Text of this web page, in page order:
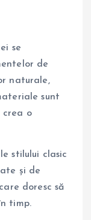
se
de
naturale,
sunt
crea o
stilului clasic
și de
doresc să
timp.